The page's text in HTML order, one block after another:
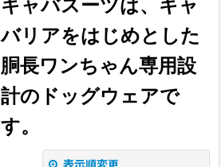
キャバスーツは、キャ
バリアをはじめとした
胴長ワンちゃん専用設
計のドッグウェアで
す。